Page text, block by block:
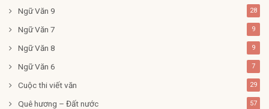
Ngữ Văn 9 28
Ngữ Văn 7 9
Ngữ Văn 8 9
Ngữ Văn 6 7
Cuộc thi viết văn 29
Quê hương – Đất nước 57